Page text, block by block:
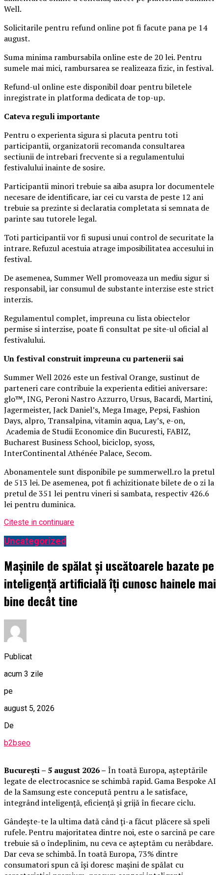
Well.
Solicitarile pentru refund online pot fi facute pana pe 14
august.
Suma minima rambursabila online este de 20 lei. Pentru
sumele mai mici, rambursarea se realizeaza fizic, in festival.
Refund-ul online este disponibil doar pentru biletele
inregistrate in platforma dedicata de top-up.
Cateva reguli importante
Pentru o experienta sigura si placuta pentru toti
participantii, organizatorii recomanda consultarea
sectiunii de intrebari frecvente si a regulamentului
festivalului inainte de sosire.
Participantii minori trebuie sa aiba asupra lor documentele
necesare de identificare, iar cei cu varsta de peste 12 ani
trebuie sa prezinte si declaratia completata si semnata de
parinte sau tutorele legal.
Toti participantii vor fi supusi unui control de securitate la
intrare. Refuzul acestuia atrage imposibilitatea accesului in
festival.
De asemenea, Summer Well promoveaza un mediu sigur si
responsabil, iar consumul de substante interzise este strict
interzis.
Regulamentul complet, impreuna cu lista obiectelor
permise si interzise, poate fi consultat pe site-ul oficial al
festivalului.
Un festival construitimpreuna cu partenerii sai
Summer Well 2026 este un festival Orange, sustinut de
parteneri care contribuie la experienta editiei aniversare:
glo™, ING, Peroni Nastro Azzurro, Ursus, Bacardi, Martini,
Jagermeister, Jack Daniel’s, Mega Image, Pepsi, Fashion
Days, alpro, Transalpina, vitamin aqua, Lay’s, e-on,
Academia de Studii Economice din Bucuresti, FABIZ,
Bucharest Business School, biciclop, syoss,
InterContinental Athénée Palace, Secom.
Abonamentele sunt disponibile pe summerwell.ro la pretul
de 513 lei. De asemenea, pot fi achizitionate bilete de o zi la
pretul de 351 lei pentru vineri si sambata, respectiv 426.6
lei pentru duminica.
Citeste in continuare
Uncategorized
Mașinile de spălat și uscătoarele bazate pe
inteligență artificială îți cunosc hainele mai
bine decât tine
Publicat
acum 3 zile
pe
august 5, 2026
De
b2bseo
București – 5 august 2026 – În toată Europa, așteptările
legate de electrocasnice se schimbă rapid. Gama Bespoke AI
de la Samsung este concepută pentru a le satisface,
integrând inteligență, eficiență și grijă în fiecare ciclu.
Gândește-te la ultima dată când ți-a făcut plăcere să speli
rufele. Pentru majoritatea dintre noi, este o sarcină pe care
trebuie să o îndeplinim, nu ceva ce așteptăm cu nerăbdare.
Dar ceva se schimbă. În toată Europa, 73% dintre
consumatori spun că își doresc mașini de spălat cu